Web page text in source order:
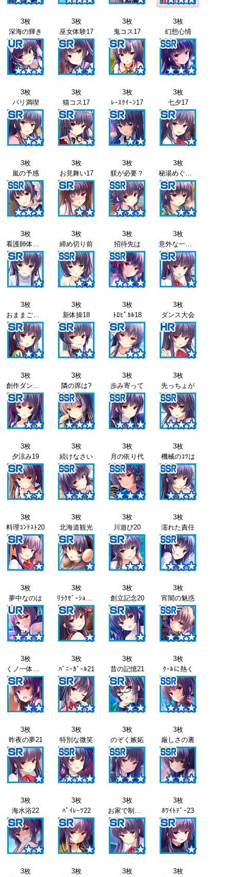
3枚
深海の輝き
3枚
巫女体験17
3枚
鬼コス17
3枚
幻想心情
3枚
パリ満喫
3枚
猫コス17
3枚
ﾚｰｽｸｲｰﾝ17
3枚
七夕17
3枚
嵐の予感
3枚
お見舞い17
3枚
躾が必要？
3枚
秘湯めぐり17
3枚
看護師体験17
3枚
締め切り前
3枚
招待先は
3枚
意外な一面18
3枚
おままごと18
3枚
新体操18
3枚
ﾄﾛﾋﾟｶﾙ18
3枚
ダンス大会
3枚
創作ダンス18
3枚
隣の席は?
3枚
歩み寄って
3枚
先っちょが
3枚
夕涼み19
3枚
続けなさい
3枚
月の依り代
3枚
機械のｺﾂは
3枚
料理ｺﾝﾃｽﾄ20
3枚
北海道観光
3枚
川遊び20
3枚
濡れた責任
3枚
夢中なのは
3枚
ﾘﾗｸｾﾞｰｼｮﾝ20
3枚
創立記念20
3枚
宵闇の魅惑
3枚
くノ一体験21
3枚
ﾊﾞﾆｰｶﾞｰﾙ21
3枚
昔の記憶21
3枚
ｸｰﾙに熱く
3枚
昨夜の夢21
3枚
特別な微笑
3枚
のぞく嫉妬
3枚
厳しさの裏
3枚
海水浴22
3枚
ﾊﾟｲﾚｰﾂ22
3枚
お家で制服22
3枚
ﾎﾜｲﾄﾃﾞｰ23
3枚
3枚
3枚
3枚